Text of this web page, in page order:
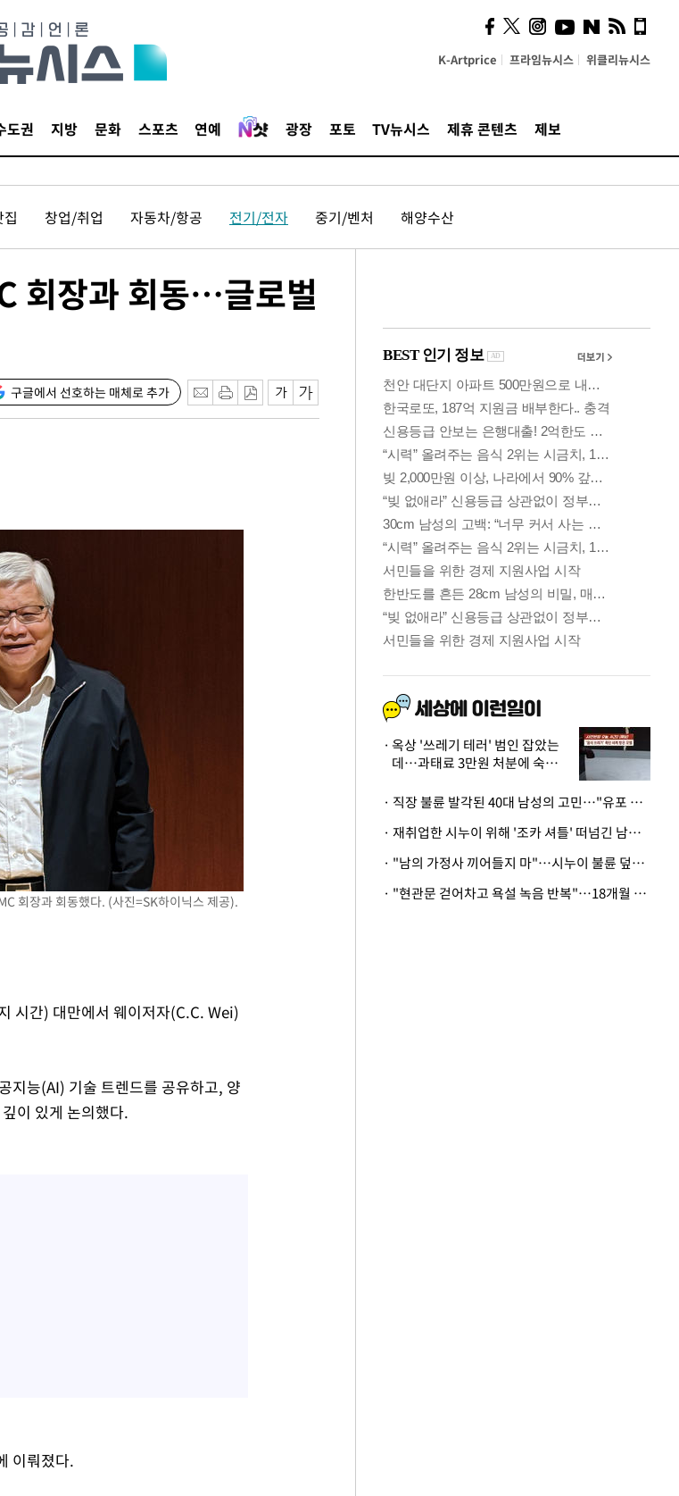
K-Artprice 프라임뉴시스 위클리뉴시스
도권 지방 문화 스포츠 연예 광장 포토 TV뉴시스 제휴 콘텐츠 제보
창업/취업 자동차/항공 전기/전자 중기/벤처 해양수산
회장과 회동…글로벌
구글에서 선호하는 매체로 추가
회장과 회동했다. (사진=SK하이닉스 제공).
시간) 대만에서 웨이저자(C.C. Wei)
지능(AI) 기술 트렌드를 공유하고, 양
이 있게 논의했다.
이뤄졌다.
시, 스마트폰 액세서리에
NFC 더했다
옥상 '쓰레기 테러' 범인 잡았는
데…과태료 3만원 처분에 숙박업
· 직장 불륜 발각된 40대 남성의 고민…"유포 동료 명예훼손·협박죄 고소 가능할까"
· 재취업한 시누이 위해 '조카 셔틀' 떠넘긴 남편…아내 "난 못한다"
· "남의 가정사 끼어들지 마"…시누이 불륜 덮으려는 남편에 억울한 아내
· "현관문 걷어차고 욕설 녹음 반복"…18개월 아기 키우는 집 뒤흔든 '앞집의 비극'